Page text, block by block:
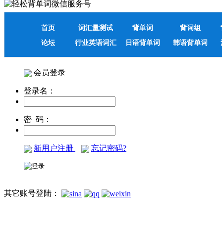
首页 词汇量测试 背单词 背词组
论坛
行业英语词汇 日语背单词 韩语背单词
会员登录
登录名：
密 码：
新用户注册 忘记密码?
其它账号登陆：